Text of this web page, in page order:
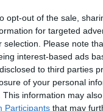
opt-out of the sale,
for targeted
selection. Please note
interest-based ads
to third parties
of your personal
This information may
Participants that may
ΔΙΑΦΗΜΙΣΗ